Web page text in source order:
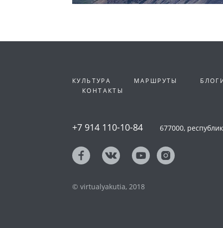
КУЛЬТУРА МАРШРУТЫ
КОНТАКТЫ
+7 914 110-10-84 677000,
© virtualyakutia, 2018